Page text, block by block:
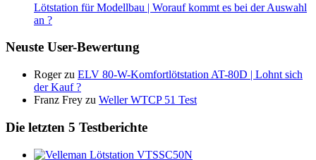
Lötstation für Modellbau | Worauf kommt es bei der Auswahl
an ?
Neuste User-Bewertung
Rogerzu ELV 80-W-Komfortlötstation AT-80D | Lohnt sich
der Kauf ?
Franz Frey zu Weller WTCP 51 Test
Die letzten 5 Testberichte